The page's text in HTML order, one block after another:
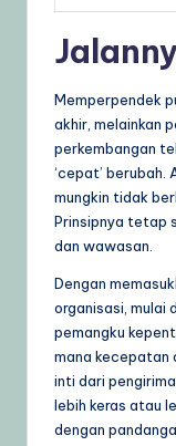
Memperpendek
akhir, melainkan
perkembangan
‘cepat’ berubah.
mungkin tidak
Prinsipnya tetap
dan wawasan.
Dengan
organisasi, mulai
pemangku
mana kecepatan
inti dari
lebih keras atau
dengan